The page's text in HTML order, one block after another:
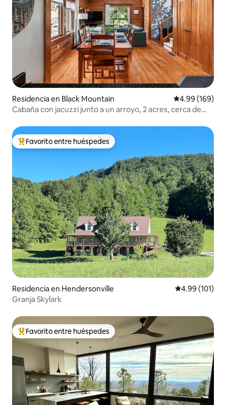
Residencia en Black Mountain Calificación
4.99 (169)
Cabaña con jacuzzi junto a un arroyo, 2 acres, cerca de
De los mejores en Favorito entre huéspedes
Favorito entre huéspedes
Residencia en Hendersonville Calificación
4.99 (101)
Granja Skylark
De los mejores en Favorito entre huéspedes
Favorito entre huéspedes